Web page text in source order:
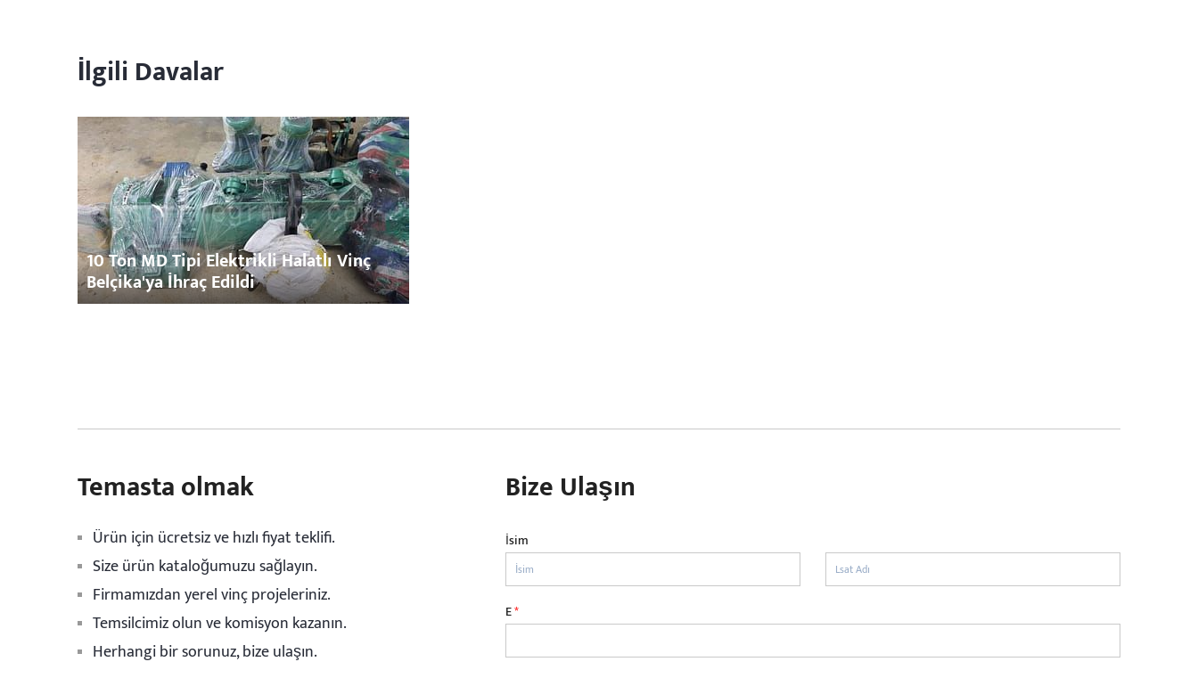
İlgili Davalar
10 Ton MD Tipi Elektrikli Halatlı Vinç
Belçika'ya İhraç Edildi
Temasta olmak
Ürün için ücretsiz ve hızlı fiyat teklifi.
Size ürün kataloğumuzu sağlayın.
Firmamızdan yerel vinç projeleriniz.
Temsilcimiz olun ve komisyon kazanın.
Herhangi bir sorunuz, bize ulaşın.
Bize Ulaşın
İsim
E*